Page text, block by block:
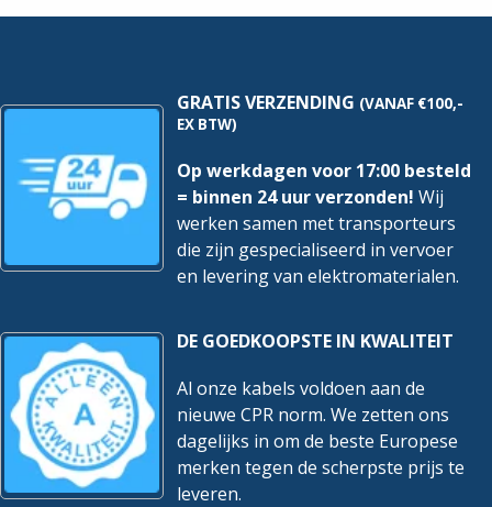
| 64765-
GRATIS VERZENDING (VANAF €100,-
EX BTW)
Op werkdagen voor 17:00 besteld
= binnen 24 uur verzonden! Wij
werken samen met transporteurs
die zijn gespecialiseerd in vervoer
en levering van elektromaterialen.
DE GOEDKOOPSTE IN KWALITEIT
Al onze kabels voldoen aan de
nieuwe CPR norm. We zetten ons
dagelijks in om de beste Europese
merken tegen de scherpste prijs te
leveren.